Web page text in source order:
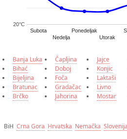
Subota
Nedelja
Ponedeljak
Utorak
20°C
Banja Luka
Bihać
Bijeljina
Bratunac
Brčko
Čapljina
Doboj
Foča
Gradačac
Jahorina
Jajce
Konjic
Laktaši
Livno
Mostar
BiHCrna Gora Hrvatska Nemačka Slovenija